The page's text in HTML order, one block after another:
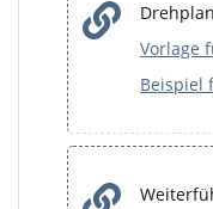
Drehplan
Vorlage
Beispiel